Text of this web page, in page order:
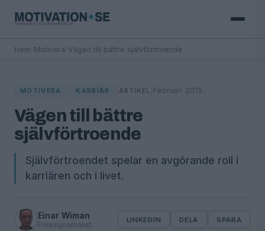
Hem Motivera Vägen till bättre självförtroende
MOTIVERA KARRIÄR ARTIKEL Februari 2015
Vägen till bättre
självförtroende
Självförtroendet spelar en avgörande roll i
karriären och i livet.
Einar Wiman
Frilansjournalist
LINKEDIN DELA SPARA